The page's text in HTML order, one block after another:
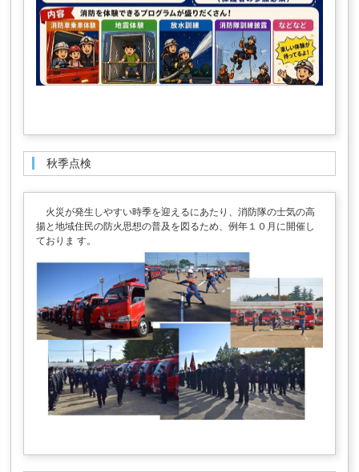
秋季点検
火災が発生しやすい時季を迎えるにあたり、消防隊の士気の高
揚と地域住民の防火思想の普及を図るため、例年１０月に開催し
ておりま す。